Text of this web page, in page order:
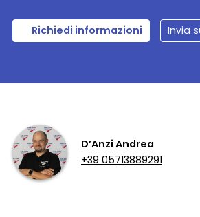
Richiedi informazioni Invia
D’Anzi Andrea
+39 05713889291